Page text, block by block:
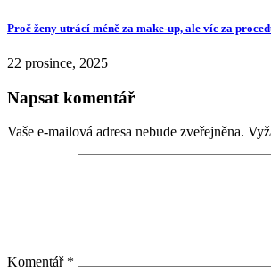
Proč ženy utrácí méně za make-up, ale víc za
22 prosince, 2025
Napsat komentář
Vaše e-mailová adresa nebude zveřejněna.
Komentář *